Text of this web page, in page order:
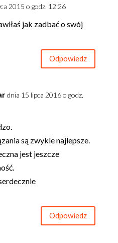
2015 o godz. 12:26
jak zadbać o swój
Odpowiedz
dnia 15 lipca 2016 o godz.
są zwykle najlepsze.
jest jeszcze
Odpowiedz